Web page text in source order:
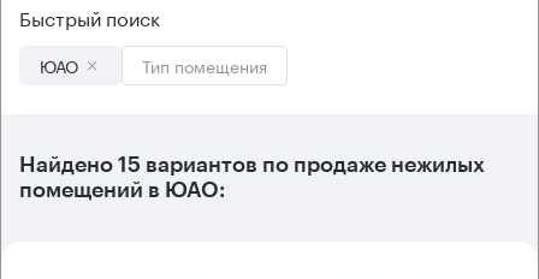
Быстрый поиск
ЮАО Тип помещения
Найдено 15 вариантов по продаже нежилых
помещений в ЮАО: